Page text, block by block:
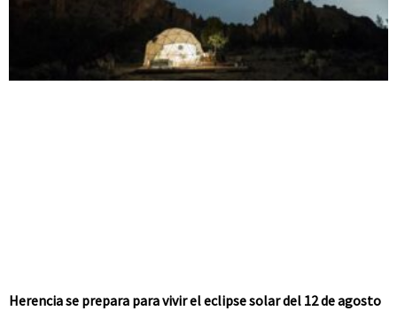
Herencia se prepara para vivir el eclipse solar del 12 de agosto